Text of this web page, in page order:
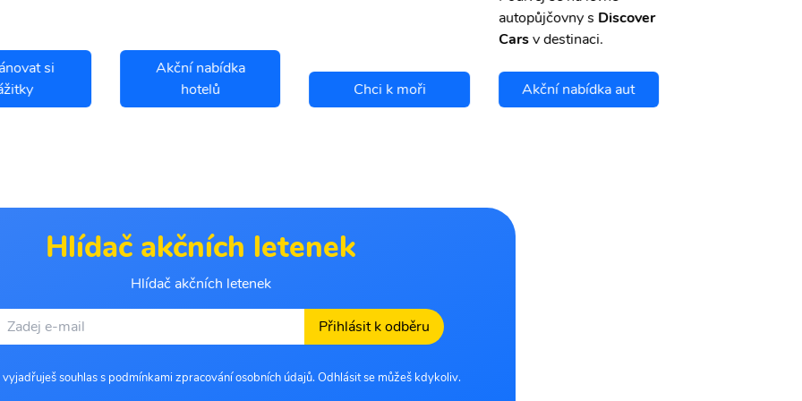
si
Akční nabídka
hotelů
Chci k moři
autopůjčovny s Discover
Carsv destinaci.
Akční nabídka aut
Hlídač akčních letenek
Hlídač akčních letenek
Přihlásit k odběru
vyjadřuješ souhlas s podmínkami zpracování osobních údajů. Odhlásit se můžeš kdykoliv.